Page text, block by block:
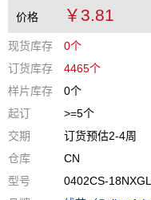
价格 ￥3.81
现货库存
0个
订货库存
4465个
样片库存
0个
起订
>=5个
交期
订货预估2-4周
仓库
CN
型号
0402CS-